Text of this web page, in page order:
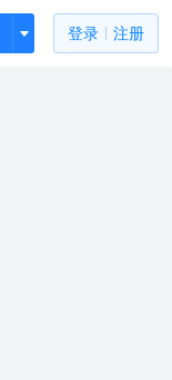
登录 注册